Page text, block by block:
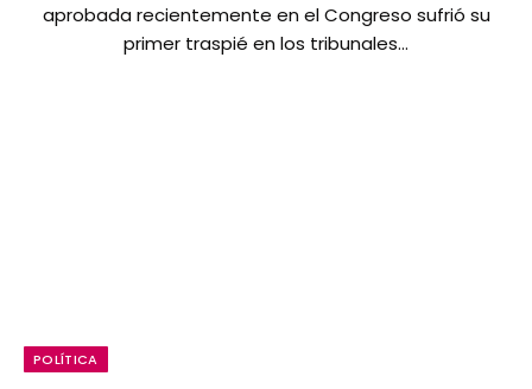
aprobada recientemente en el Congreso sufrió su
primer traspié en los tribunales…
POLÍTICA